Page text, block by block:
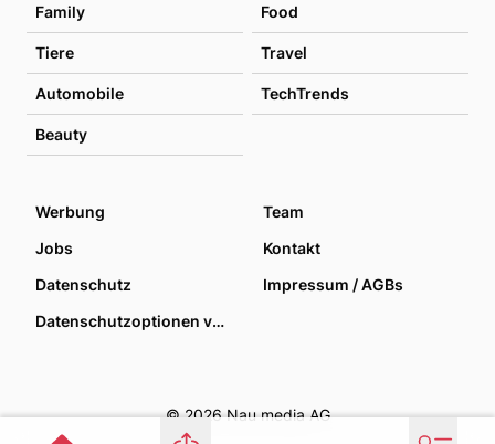
Family Food
Tiere Travel
Automobile TechTrends
Beauty
Werbung
Team
Jobs
Kontakt
Datenschutz
Impressum / AGBs
Datenschutzoptionen verwalten
© 2026 Nau media AG